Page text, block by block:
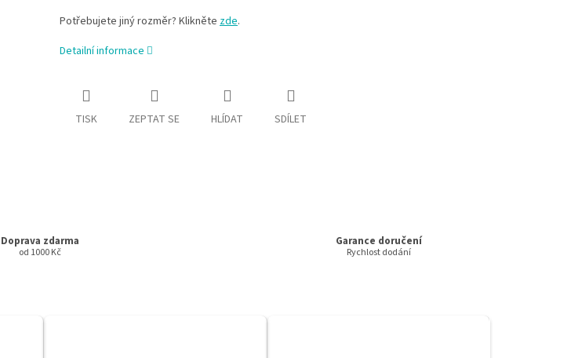
Potřebujete jiný rozměr? Klikněte zde.
Detailní informace
TISK ZEPTAT SE HLÍDAT SDÍLET
Doprava zdarma
od 1000 Kč
Garance doručení
Rychlost dodání